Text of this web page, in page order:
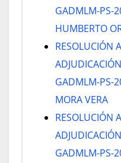
GADMLM-PS-
HUMBERTO
RESOLUCIÓN
GADMLM-PS-
MORA VERA
RESOLUCIÓN
GADMLM-PS-